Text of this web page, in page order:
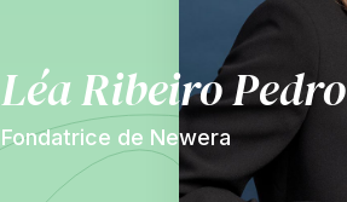
Léa Ribeiro Pedro
Fondatrice de Newera